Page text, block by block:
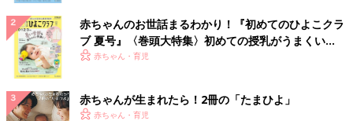
赤ちゃんのお世話まるわかり！『初めてのひよこクラ
ブ 夏号』〈巻頭大特集〉初めての授乳がうまくい
く！ おっぱい・ミルクの基本と夏のトラブル 解決テ
赤ちゃん・育児
赤ちゃんが生まれたら！2冊の「たまひよ」
赤ちゃん・育児